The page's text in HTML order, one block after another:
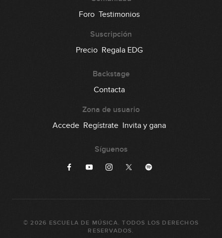
Foro Testimonios
Suscripción
Precio Regala EDG
Backstage
Contacta
Zona de usuario
Accede Regístrate Invita y gana
Síguenos
©2026 ESCUELA DE MÚSICA. TODOS LOS DERECHOS
RESERVADOS.